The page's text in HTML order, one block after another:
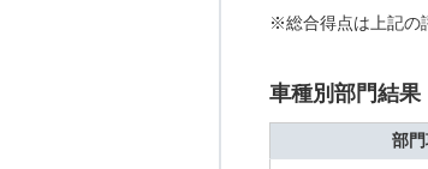
※総合得点は上記の
車種別部門結果
部門